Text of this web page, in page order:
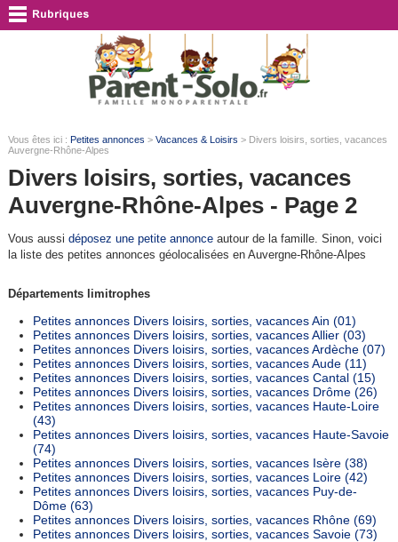
Vous êtes ici : Petites annonces > Vacances & Loisirs > Divers loisirs, sorties, vacances
Auvergne-Rhône-Alpes
Divers loisirs, sorties, vacances
Auvergne-Rhône-Alpes - Page 2
Vous aussi déposez une petite annonceautour de la famille. Sinon, voici
la liste des petites annonces géolocalisées en Auvergne-Rhône-Alpes
Départements limitrophes
Petites annonces Divers loisirs, sorties, vacances Ain (01)
Petites annonces Divers loisirs, sorties, vacances Allier (03)
Petites annonces Divers loisirs, sorties, vacances Ardèche (07)
Petites annonces Divers loisirs, sorties, vacances Aude (11)
Petites annonces Divers loisirs, sorties, vacances Cantal (15)
Petites annonces Divers loisirs, sorties, vacances Drôme (26)
Petites annonces Divers loisirs, sorties, vacances Haute-Loire
(43)
Petites annonces Divers loisirs, sorties, vacances Haute-Savoie
(74)
Petites annonces Divers loisirs, sorties, vacances Isère (38)
Petites annonces Divers loisirs, sorties, vacances Loire (42)
Petites annonces Divers loisirs, sorties, vacances Puy-de-
Dôme (63)
Petites annonces Divers loisirs, sorties, vacances Rhône (69)
Petites annonces Divers loisirs, sorties, vacances Savoie (73)